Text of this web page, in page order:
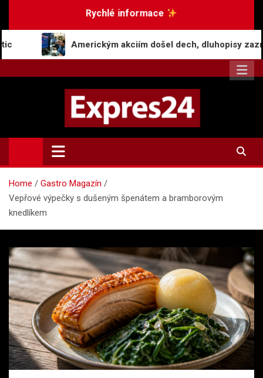
Rychlé informace
akciím došel dech, dluhopisy zaznamenaly pokles
Expres24.cz
Rychlé zprávy po celý den
Home
Gastro Magazín
Vepřové výpečky s dušeným špenátem a bramborovým
knedlíkem